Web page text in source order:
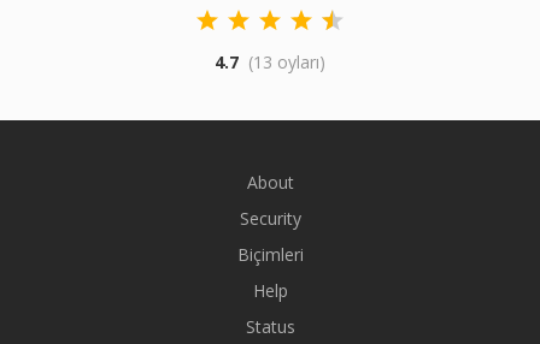
4.7 (13 oyları)
About
Security
Biçimleri
Help
Status